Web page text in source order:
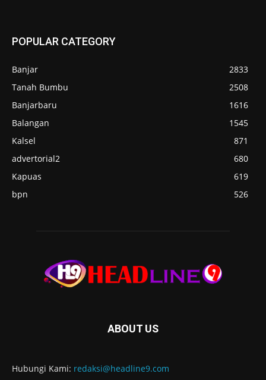
POPULAR CATEGORY
Banjar
2833
Tanah Bumbu
2508
Banjarbaru
1616
Balangan
1545
Kalsel
871
advertorial2
680
Kapuas
619
bpn
526
ABOUT US
Hubungi Kami: redaksi@headline9.com